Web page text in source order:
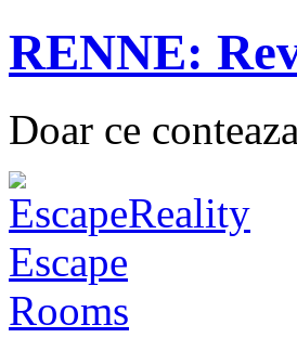
RENNE:
Doar ce conteaza